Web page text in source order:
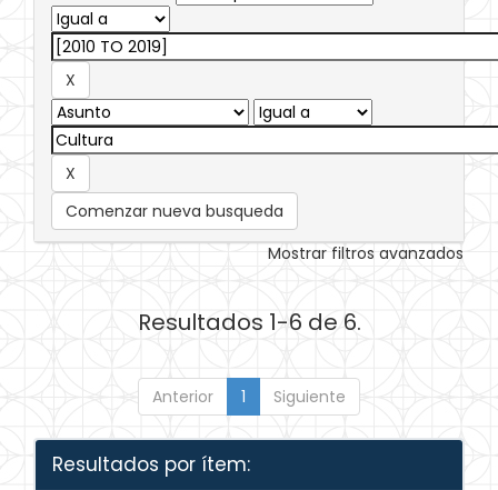
Comenzar nueva busqueda
Mostrar filtros avanzados
Resultados 1-6 de 6.
Anterior 1 Siguiente
Resultados por ítem: